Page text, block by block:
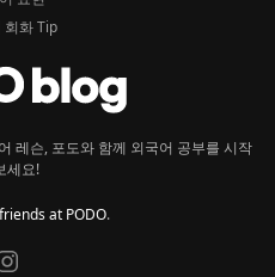
회화 Tip
레슨, 포도와 함께 외국어 공부를 시작
세요!
at PODO.